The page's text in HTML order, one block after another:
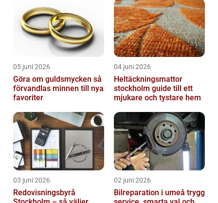
05 juni 2026
Göra om guldsmycken så
förvandlas minnen till nya
favoriter
04 juni 2026
Heltäckningsmattor
stockholm guide till ett
mjukare och tystare hem
03 juni 2026
Redovisningsbyrå
02 juni 2026
Bilreparation i umeå trygg